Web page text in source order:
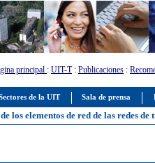
de la UIT Sala de prensa
principal : UIT-T: Publicaciones :
los elementos de red de las redes